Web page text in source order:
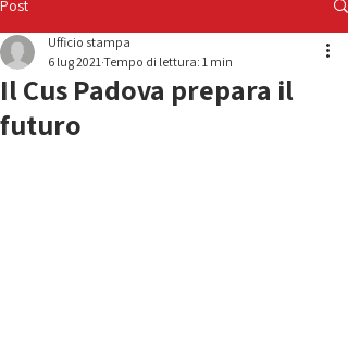
Post
Il Cus Padova prepara il
futuro
Ufficio stampa
6 lug 2021Tempo di lettura: 1 min